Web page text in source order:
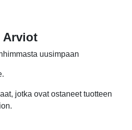
Arviot
uusimpaan
jotka ovat ostaneet tuotteen